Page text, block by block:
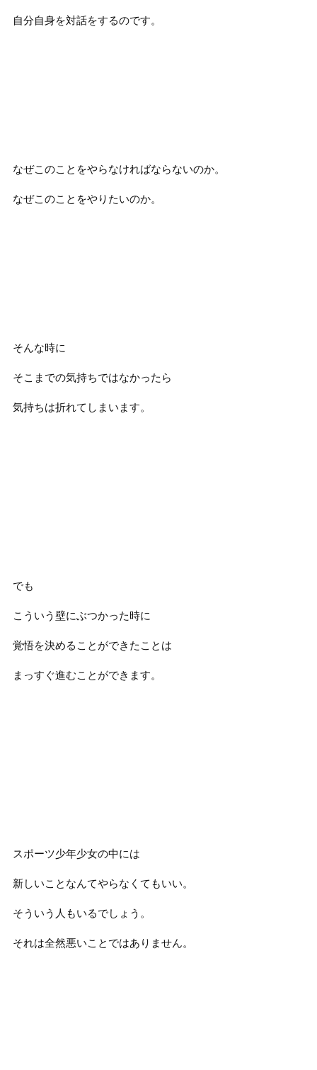
自分自身を対話をするのです。
なぜこのことをやらなければならないのか。
なぜこのことをやりたいのか。
そんな時に
そこまでの気持ちではなかったら
気持ちは折れてしまいます。
でも
こういう壁にぶつかった時に
覚悟を決めることができたことは
まっすぐ進むことができます。
スポーツ少年少女の中には
新しいことなんてやらなくてもいい。
そういう人もいるでしょう。
それは全然悪いことではありません。